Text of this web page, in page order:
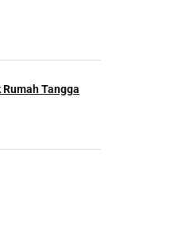
Tangga